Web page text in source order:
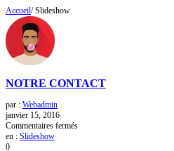
Accueil/ Slideshow
NOTRE CONTACT
par : Webadmin
janvier 15, 2016
Commentaires fermés
en : Slideshow
0